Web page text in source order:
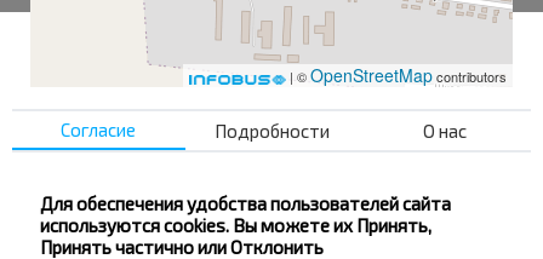
| ©OpenStreetMapcontributors
Вязовница 2
Согласие Подробности О нас
Для обеспечения удобства пользователей сайта
используются cookies. Вы можете их Принять,
Принять частично или Отклонить